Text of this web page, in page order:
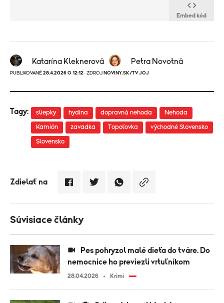
Embed kód
Katarína Kleknerová Petra Novotná
PUBLIKOVANÉ 28.4.2026 O 12:12 · ZDROJ NOVINY.SK/TV JOJ
Tagy: sliepky hydina dopravná nehoda Nehoda
Kamión zavadka Topoľovka východné Slovensko
Slovensko
Zdielať na
Súvisiace články
nemocnice ho previezli vrtuľníkom
28.04.2026 Krimi